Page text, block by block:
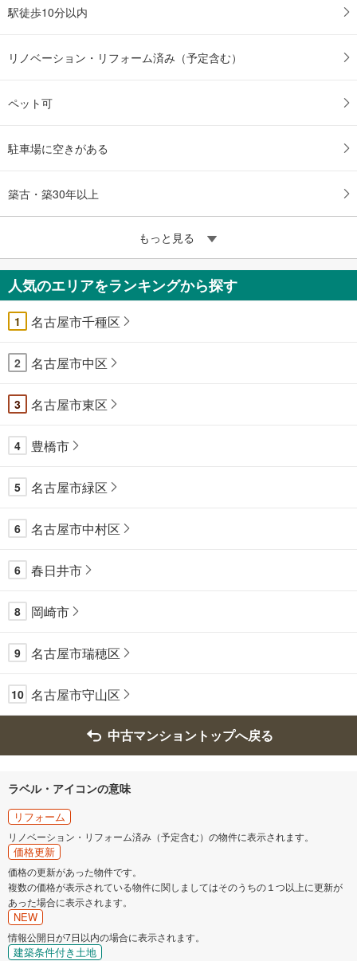
駅徒歩10分以内
リノベーション・リフォーム済み（予定含む）
ペット可
駐車場に空きがある
築古・築30年以上
もっと見る
人気のエリアをランキングから探す
1 名古屋市千種区
2 名古屋市中区
3 名古屋市東区
4 豊橋市
5 名古屋市緑区
6 名古屋市中村区
6 春日井市
8 岡崎市
9 名古屋市瑞穂区
10 名古屋市守山区
中古マンショントップへ戻る
ラベル・アイコンの意味
リフォーム
リノベーション・リフォーム済み（予定含む）の物件に表示されます。
価格更新
価格の更新があった物件です。
複数の価格が表示されている物件に関しましてはそのうちの１つ以上に更新が
あった場合に表示されます。
NEW
情報公開日が7日以内の場合に表示されます。
建築条件付き土地